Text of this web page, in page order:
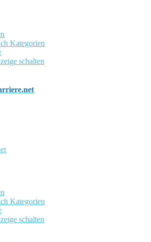
Kategorien
schalten
Kategorien
schalten